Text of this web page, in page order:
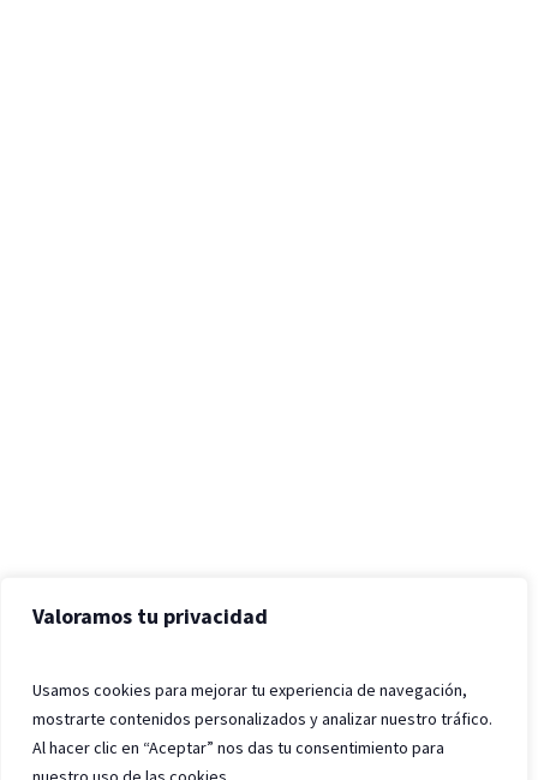
Valoramos tu privacidad
Usamos cookies para mejorar tu experiencia de navegación,
mostrarte contenidos personalizados y analizar nuestro tráfico.
Al hacer clic en “Aceptar” nos das tu consentimiento para